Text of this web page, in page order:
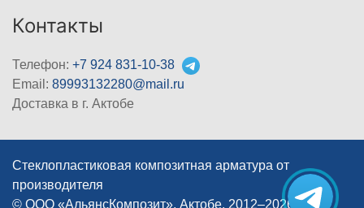
Контакты
Телефон: +7 924 831-10-38
Email: 89993132280@mail.ru
Доставка в г. Актобе
Стеклопластиковая композитная арматура от
производителя
© ООО «АльянсКомпозит», Актобе, 2012–2026
|